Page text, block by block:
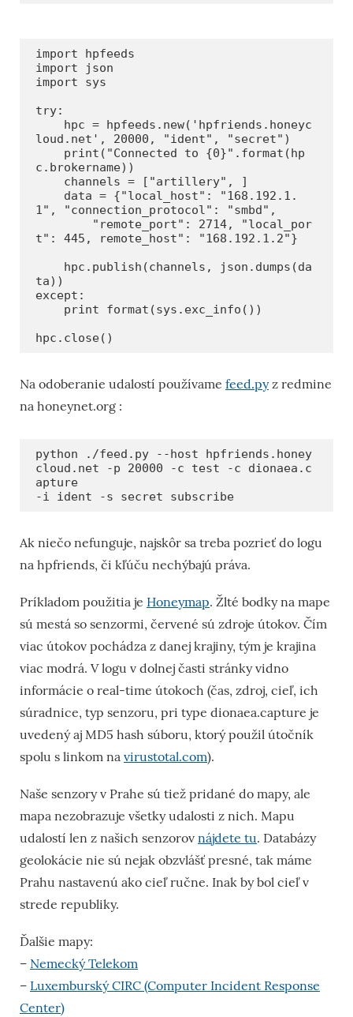
import hpfeeds
import json
import sys
try:
loud.net', 20000, "ident", "secret")
c.brokername))
1", "connection_protocol": "smbd",
t": 445, remote_host": "168.192.1.2"}
ta))
except:
hpc.close()
Na odoberanie udalostí používame feed.pyz redmine
na honeynet.org :
python ./feed.py --host hpfriends.honey
cloud.net -p 20000 -c test -c dionaea.c
apture
-i ident -s secret subscribe
Ak niečo nefunguje, najskôr sa treba pozrieť do logu
na hpfriends, či kľúču nechýbajú práva.
Príkladom použitia je Honeymap. Žlté bodky na mape
sú mestá so senzormi, červené sú zdroje útokov. Čím
viac útokov pochádza z danej krajiny, tým je krajina
viac modrá. V logu v dolnej časti stránky vidno
informácie o real-time útokoch (čas, zdroj, cieľ, ich
súradnice, typ senzoru, pri type dionaea.capture je
uvedený aj MD5 hash súboru, ktorý použil útočník
spolu s linkom na virustotal.com).
Naše senzory v Prahe sú tiež pridané do mapy, ale
mapa nezobrazuje všetky udalosti z nich. Mapu
udalostí len z našich senzorov nájdete tu. Databázy
geolokácie nie sú nejak obzvlášť presné, tak máme
Prahu nastavenú ako cieľ ručne. Inak by bol cieľ v
strede republiky.
Ďalšie mapy:
– Nemecký Telekom
– Luxemburský CIRC (Computer Incident Response
Center)